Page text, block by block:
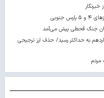
خبرنگار
زمان جنگ قحطی پیش می‌آمد
به حداکثر رسید/ حذف ارز ترجیحی
مردم